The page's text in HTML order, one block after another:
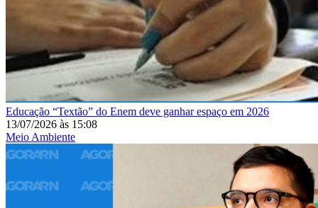
Educação “Textão” do Enem deve ganhar espaço em 2026
13/07/2026 às 15:08
Meio Ambiente